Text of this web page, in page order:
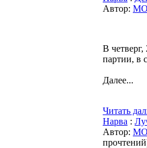
Автор:
В
партии, в
Далее...
Читать
Нарва :
Автор:
прочтений